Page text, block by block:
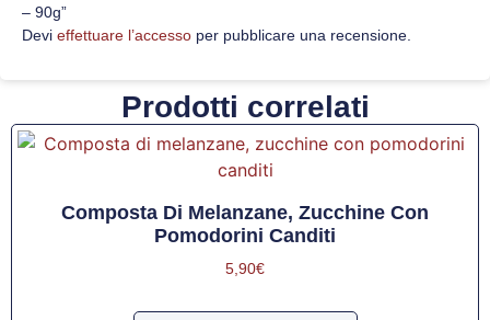
– 90g”
Devi effettuare l’accesso per pubblicare una recensione.
Prodotti correlati
Composta Di Melanzane, Zucchine Con
Pomodorini Canditi
5,90€